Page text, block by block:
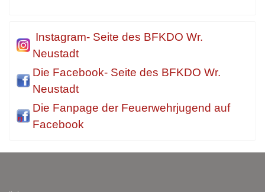
Instagram- Seite des BFKDO Wr.
Neustadt
Die Facebook- Seite des BFKDO Wr.
Neustadt
Die Fanpage der Feuerwehrjugend auf
Facebook